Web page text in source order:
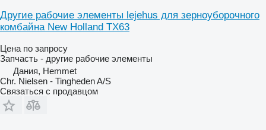
Другие рабочие элементы lejehus для зерноуборочного
комбайна New Holland TX63
Цена по запросу
Запчасть - другие рабочие элементы
Дания, Hemmet
Chr. Nielsen - Tingheden A/S
Связаться с продавцом